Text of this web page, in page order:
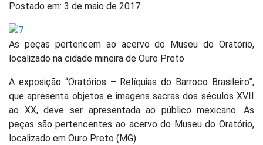
Postado em: 3 de maio de 2017
As peças pertencem ao acervo do Museu do Oratório,
localizado na cidade mineira de Ouro Preto
A exposição “Oratórios – Relíquias do Barroco Brasileiro”,
que apresenta objetos e imagens sacras dos séculos XVII
ao XX, deve ser apresentada ao público mexicano. As
peças são pertencentes ao acervo do Museu do Oratório,
localizado em Ouro Preto (MG).